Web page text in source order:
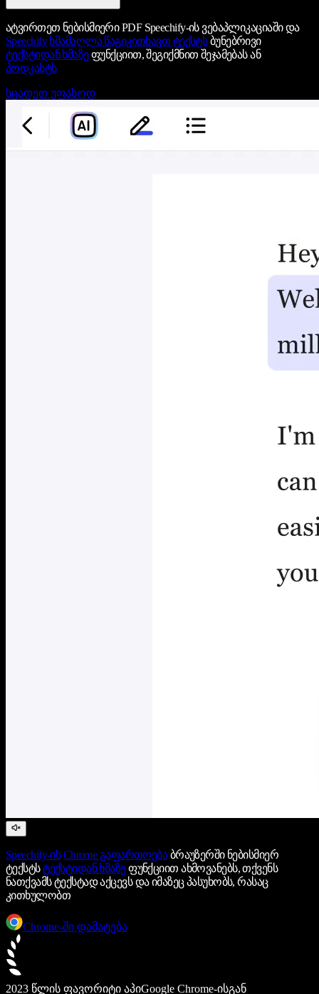
ატვირთეთ ნებისმიერი PDF Speechify-ის ვებაპლიკაციაში და
Speechify ხმამაღლა წაგიკითხავთ ტექსტსბუნებრივი
ტექსტიდან ხმაზეფუნქციით, შეგიქმნით შეჯამებას ან
პოდკასტს
სცადეთ უფასოდ
Speechify-ის Chrome გაფართოებაბრაუზერში ნებისმიერ
ტექსტსტექსტიდან ხმაზეფუნქციით ახმოვანებს, თქვენს
ნათქვამს ტექსტად აქცევს და იმაზეც პასუხობს, რასაც
კითხულობთ
Chrome-ში დამატება
2023 წლის ფავორიტი აპიGoogle Chrome-ისგან